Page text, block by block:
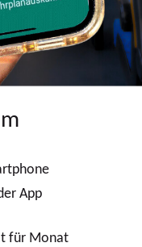
App
für Monat